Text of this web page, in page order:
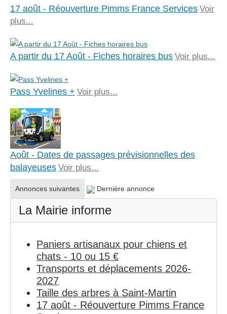
17 août - Réouverture Pimms France Services Voir
plus...
A partir du 17 Août - Fiches horaires bus Voir plus...
Pass Yvelines + Voir plus...
Août - Dates de passages prévisionnelles des
balayeuses Voir plus...
Annonces suivantes Dernière annonce
La Mairie informe
Paniers artisanaux pour chiens et
chats - 10 ou 15 €
Transports et déplacements 2026-
2027
Taille des arbres à Saint-Martin
17 août - Réouverture Pimms France